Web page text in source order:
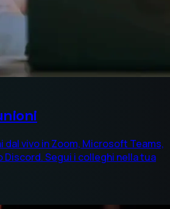
dal vivo in Zoom, Microsoft Teams,
Discord. Segui i colleghi nella tua